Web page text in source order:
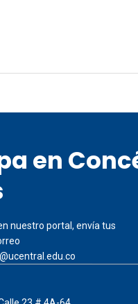
en
nuestro portal, envía tus